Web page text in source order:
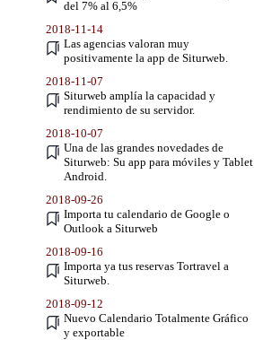
del 7% al 6,5%
2018-11-14
Las agencias valoran muy
positivamente la app de Siturweb.
2018-11-07
Siturweb amplía la capacidad y
rendimiento de su servidor.
2018-10-07
Una de las grandes novedades de
Siturweb: Su app para móviles y Tablet
Android.
2018-09-26
Importa tu calendario de Google o
Outlook a Siturweb
2018-09-16
Importa ya tus reservas Tortravel a
Siturweb.
2018-09-12
Nuevo Calendario Totalmente Gráfico
y exportable